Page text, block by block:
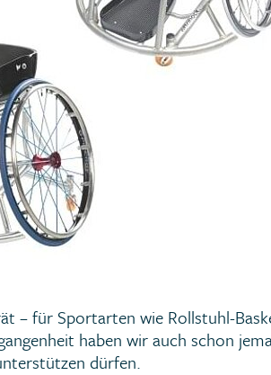
– für Sportarten wie Rollstuhl-
haben wir auch schon
dürfen.